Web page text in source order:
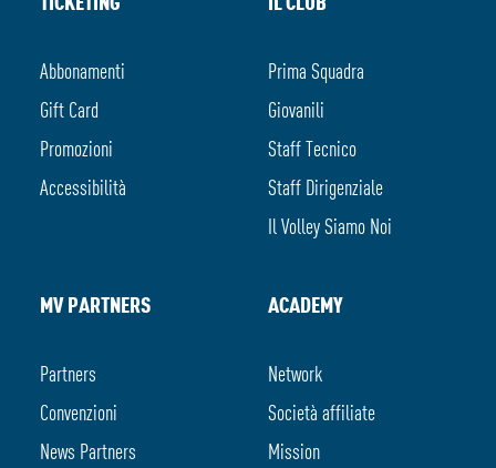
Abbonamenti
Gift Card
Promozioni
Accessibilità
Prima Squadra
Giovanili
Staff Tecnico
Staff Dirigenziale
Il Volley Siamo Noi
MV PARTNERS
Partners
Convenzioni
News Partners
ACADEMY
Network
Società affiliate
Mission